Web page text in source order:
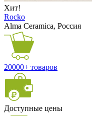
Хит!
Rocko
Alma Ceramica, Россия
20000+ товаров
Доступные цены